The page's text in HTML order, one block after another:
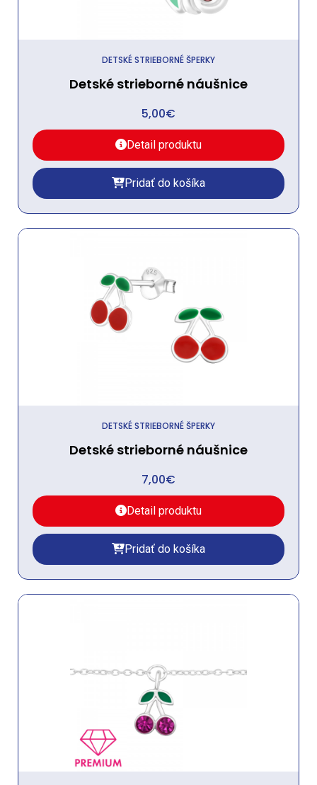
DETSKÉ STRIEBORNÉ ŠPERKY
Detské strieborné náušnice
5,00€
Detail produktu
Pridať do košíka
DETSKÉ STRIEBORNÉ ŠPERKY
Detské strieborné náušnice
7,00€
Detail produktu
Pridať do košíka